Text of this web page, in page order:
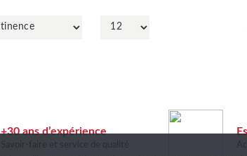
+30 ans d’expérience